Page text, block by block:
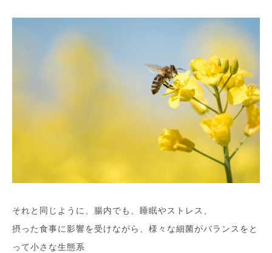
それと同じように、腸内でも、睡眠やストレス、
摂った食事に影響を受けながら、様々な細菌がバランスをと
って小さな生態系